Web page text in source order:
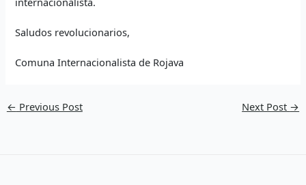
Saludos revolucionarios,
Comuna Internacionalista de Rojava
← Previous Post Next Post →